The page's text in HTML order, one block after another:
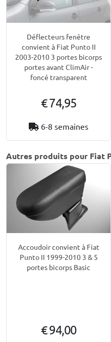
Déflecteurs fenêtre
convient à Fiat Punto II
2003-2010 3 portes bicorps
portes avant ClimAir -
foncé transparent
€ 74,95
6-8 semaines
Autres produits pour Fiat
Accoudoir convient à Fiat
Punto II 1999-2010 3 & 5
portes bicorps Basic
€ 94,00